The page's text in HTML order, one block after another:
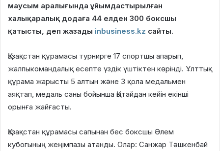
маусым аралығында ұйымдастырылған
халықаралық додаға 44 елден 300 боксшы
қатысты, деп жазады inbusiness.kz сайты.
Қазақстан құрамасы турнирге 17 спортшы апарып,
жалпыкомандалық есепте үздік үштіктен көрінді. Ұлттық
құрама жарысты 5 алтын және 3 қола медальмен
аяқтап, медаль саны бойынша Қытайдан кейін екінші
орынға жайғасты.
Қазақстан құрамасы сапынан бес боксшы Әлем
кубогының жеңімпазы атанды. Олар: Санжар Тәшкенбай